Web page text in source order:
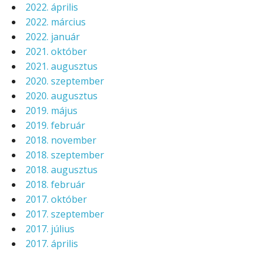
2022. április
2022. március
2022. január
2021. október
2021. augusztus
2020. szeptember
2020. augusztus
2019. május
2019. február
2018. november
2018. szeptember
2018. augusztus
2018. február
2017. október
2017. szeptember
2017. július
2017. április